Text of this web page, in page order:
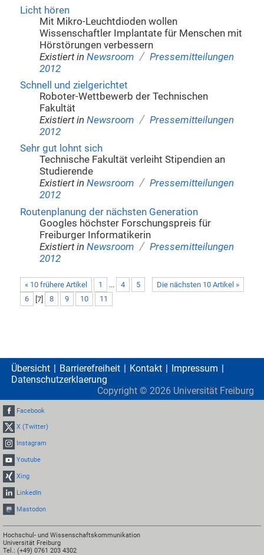
Licht hören
Mit Mikro-Leuchtdioden wollen
Wissenschaftler Implantate für Menschen mit
Hörstörungen verbessern
Existiert in Newsroom / Pressemitteilungen
2012
Schnell und zielgerichtet
Roboter-Wettbewerb der Technischen
Fakultät
Existiert in Newsroom / Pressemitteilungen
2012
Sehr gut lohnt sich
Technische Fakultät verleiht Stipendien an
Studierende
Existiert in Newsroom / Pressemitteilungen
2012
Routenplanung der nächsten Generation
Googles höchster Forschungspreis für
Freiburger Informatikerin
Existiert in Newsroom / Pressemitteilungen
2012
« 10 frühere Artikel Die nächsten 10 Artikel »
1 ... 4
5
6
[7] 8 9 10 11
Übersicht Barrierefreiheit Kontakt
Impressum
Datenschutzerklaerung
Copyright © 2026 Universität Freiburg
Facebook
X (Twitter)
Instagram
Youtube
Xing
LinkedIn
Mastodon
Hochschul- und Wissenschaftskommunikation
Universität Freiburg
Tel.: (+49) 0761 203 4302